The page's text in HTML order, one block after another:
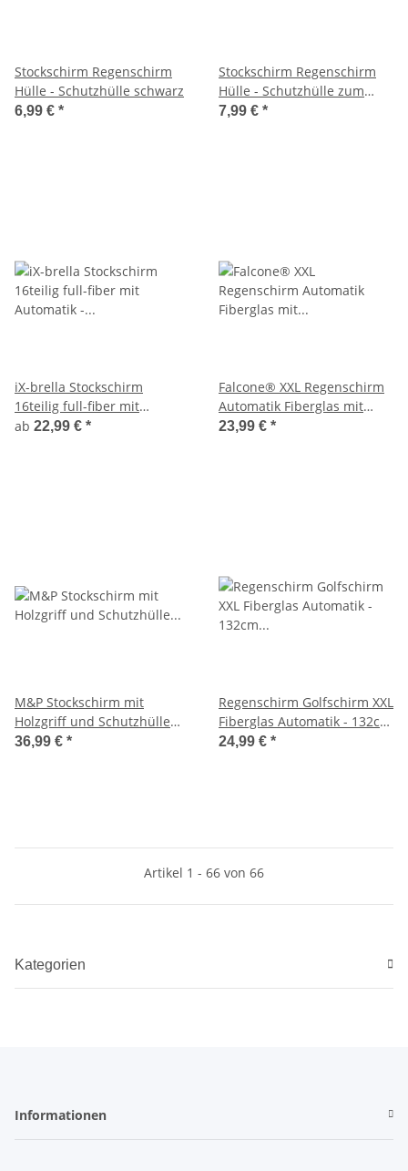
Stockschirm Regenschirm
Hülle - Schutzhülle schwarz
6,99 € *
Stockschirm Regenschirm
Hülle - Schutzhülle zum
Umhängen - schwarz
7,99 € *
iX-brella Stockschirm
16teilig full-fiber mit
Automatik - super stabil
ab 22,99 € *
Falcone® XXL Regenschirm
Automatik Fiberglas mit
Rundhakengriff
23,99 € *
M&P Stockschirm mit
Holzgriff und Schutzhülle
schwarz
36,99 € *
Regenschirm Golfschirm XXL
Fiberglas Automatik - 132cm
schwarz
24,99 € *
Artikel 1 - 66 von 66
Kategorien
Informationen